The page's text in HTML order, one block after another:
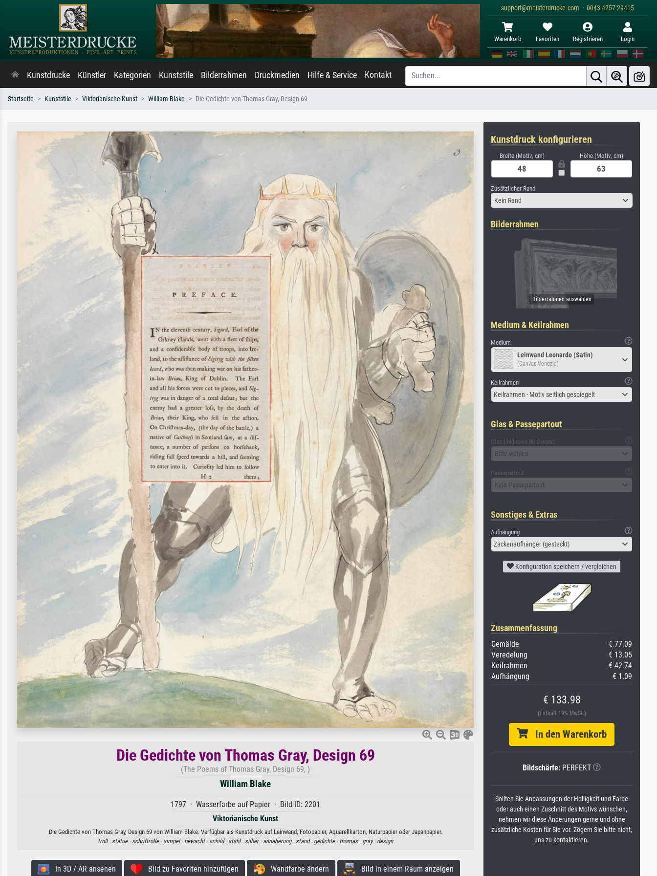
support@meisterdrucke.com · 0043 4257 29415
Warenkorb Favoriten Registrieren Login
Kunstdrucke Künstler Kategorien Kunststile Bilderrahmen Druckmedien Hilfe & Service Kontakt
Startseite Kunststile Viktorianische Kunst William Blake Die Gedichte von Thomas Gray, Design 69
Die Gedichte von Thomas Gray, Design 69
(The Poems of Thomas Gray, Design 69, )
William Blake
1797 · Wasserfarbe auf Papier · Bild-ID: 2201
Viktorianische Kunst
Die Gedichte von Thomas Gray, Design 69 von William Blake. Verfügbar als Kunstdruck auf Leinwand, Fotopapier, Aquarellkarton, Naturpapier oder Japanpapier.
troll · statue · schriftrolle · simpel · bewacht · schild · stahl · silber · annäherung · stand · gedichte · thomas · gray · design
In 3D / AR ansehen Bild zu Favoriten hinzufügen Wandfarbe ändern Bild in einem Raum anzeigen
Kunstdruck konfigurieren
Breite (Motiv, cm) Höhe (Motiv, cm)
Zusätzlicher Rand
Kein Rand
Bilderrahmen
Medium & Keilrahmen
Medium
Leinwand Leonardo (Satin)
(Canvas Venezia)
Keilrahmen
Keilrahmen - Motiv seitlich gespiegelt
Glas & Passepartout
Glas (inklusive Rückwand)
Bitte wählen
Passepartout
Kein Passepartout
Sonstiges & Extras
Aufhängung
Zackenaufhänger (gesteckt)
Konfiguration speichern / vergleichen
Zusammenfassung
Gemälde
€ 77.09
Veredelung
€ 13.05
Keilrahmen
€ 42.74
Aufhängung
€ 1.09
€ 133.98
(Enthält 19% MwSt.)
In den Warenkorb
Bildschärfe: PERFEKT
Sollten Sie Anpassungen der Helligkeit und Farbe
oder auch einen Zuschnitt des Motivs wünschen,
nehmen wir diese Änderungen gerne und ohne
zusätzliche Kosten für Sie vor. Zögern Sie bitte nicht,
uns zu kontaktieren.